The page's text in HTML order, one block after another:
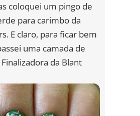
coloquei um pingo de
para carimbo da
E claro, para ficar bem
uma camada de
da Blant